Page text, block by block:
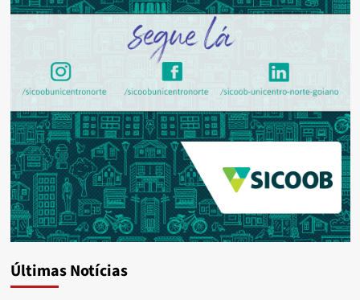
Últimas Notícias